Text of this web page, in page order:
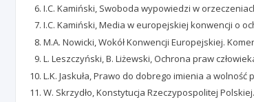
I.C. Kamiński, Swoboda wypowiedzi w
I.C. Kamiński, Media w europejskiej konwencji o
M.A. Nowicki, Wokół Konwencji Europejskiej.
L. Leszczyński, B. Liżewski, Ochrona praw
L.K. Jaskuła, Prawo do dobrego imienia a wolność
W. Skrzydło, Konstytucja Rzeczypospolitej